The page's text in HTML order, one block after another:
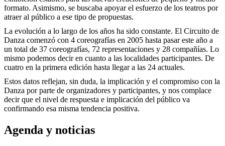
formato. Asimismo, se buscaba apoyar el esfuerzo de los teatros por
atraer al público a ese tipo de propuestas.
La evolución a lo largo de los años ha sido constante. El Circuito de
Danza comenzó con 4 coreografías en 2005 hasta pasar este año a
un total de 37 coreografías, 72 representaciones y 28 compañías. Lo
mismo podemos decir en cuanto a las localidades participantes. De
cuatro en la primera edición hasta llegar a las 24 actuales.
Estos datos reflejan, sin duda, la implicación y el compromiso con la
Danza por parte de organizadores y participantes, y nos complace
decir que el nivel de respuesta e implicación del público va
confirmando esa misma tendencia positiva.
Agenda y noticias